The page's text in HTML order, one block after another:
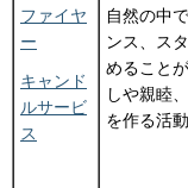
ファイヤ
ー
キャンド
ルサービ
ス
自然の中
ンス、ス
めること
しや親睦
を作る活動